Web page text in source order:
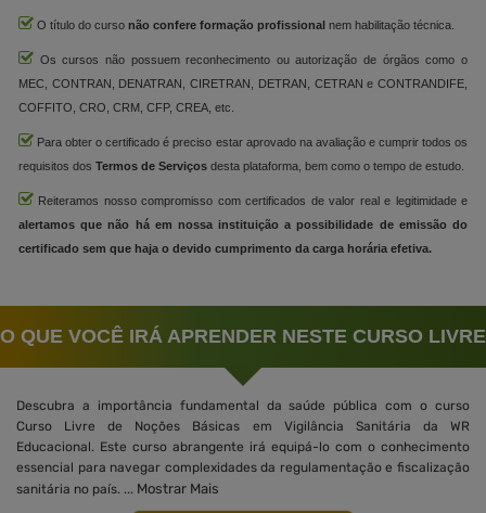
O título do curso não confere formação profissional nem habilitação técnica.
Os cursos não possuem reconhecimento ou autorização de órgãos como o
MEC, CONTRAN, DENATRAN, CIRETRAN, DETRAN, CETRAN e CONTRANDIFE,
COFFITO, CRO, CRM, CFP, CREA, etc.
Para obter o certificado é preciso estar aprovado na avaliação e cumprir todos os
requisitos dos Termos de Serviços desta plataforma, bem como o tempo de estudo.
Reiteramos nosso compromisso com certificados de valor real e legitimidade e
alertamos que não há em nossa instituição a possibilidade de emissão do
certificado sem que haja o devido cumprimento da carga horária efetiva.
O QUE VOCÊ IRÁ APRENDER NESTE CURSO LIVRE
Descubra a importância fundamental da saúde pública com o curso
Curso Livre de Noções Básicas em Vigilância Sanitária da WR
Educacional. Este curso abrangente irá equipá-lo com o conhecimento
essencial para navegar complexidades da regulamentação e fiscalização
sanitária no país. ... Mostrar Mais